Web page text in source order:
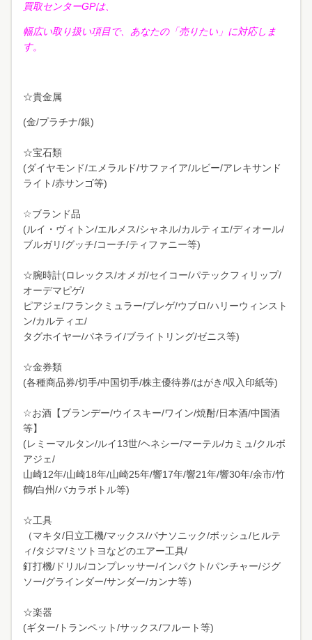
買取センターGPは、
幅広い取り扱い項目で、あなたの「売りたい」に対応しま
す。
☆貴金属
(金/プラチナ/銀)
☆宝石類
(ダイヤモンド/エメラルド/サファイア/ルビー/アレキサンド
ライト/赤サンゴ等)
☆ブランド品
(ルイ・ヴィトン/エルメス/シャネル/カルティエ/ディオール/
ブルガリ/グッチ/コーチ/ティファニー等)
☆腕時計(ロレックス/オメガ/セイコー/パテックフィリップ/
オーデマピゲ/
ピアジェ/フランクミュラー/ブレゲ/ウブロ/ハリーウィンスト
ン/カルティエ/
タグホイヤー/パネライ/ブライトリング/ゼニス等)
☆金券類
(各種商品券/切手/中国切手/株主優待券/はがき/収入印紙等)
☆お酒【ブランデー/ウイスキー/ワイン/焼酎/日本酒/中国酒
等】
(レミーマルタン/ルイ13世/ヘネシー/マーテル/カミュ/クルボ
アジェ/
山崎12年/山崎18年/山崎25年/響17年/響21年/響30年/余市/竹
鶴/白州/バカラボトル等)
☆工具
（マキタ/日立工機/マックス/パナソニック/ボッシュ/ヒルテ
ィ/タジマ/ミツトヨなどのエアー工具/
釘打機/ドリル/コンプレッサー/インパクト/パンチャー/ジグ
ソー/グラインダー/サンダー/カンナ等）
☆楽器
(ギター/トランペット/サックス/フルート等)